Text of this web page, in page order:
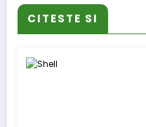
CITESTE SI